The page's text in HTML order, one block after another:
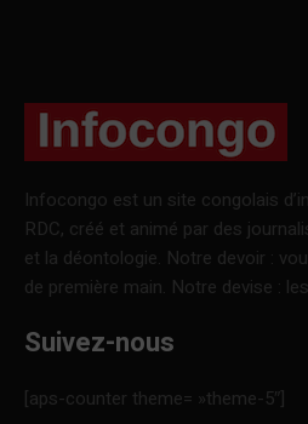
Infocongo est un site congolais
RDC, créé et animé par des
et la déontologie. Notre devoir :
de première main. Notre devise :
Suivez-nous
[aps-counter theme= »theme-5″]